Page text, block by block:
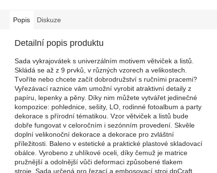
Popis Diskuze
Detailní popis produktu
Sada vykrajovátek s univerzálním motivem větviček a listů.
Skládá se až z 9 prvků, v různých vzorech a velikostech.
Tvoříte nebo chcete začít dobrodružství s ručními pracemi?
Vyřezávací raznice vám umožní vyrobit atraktivní detaily z
papíru, lepenky a pěny. Díky nim můžete vytvářet jedinečné
kompozice: pohlednice, sešity, LO, rodinné fotoalbum a party
dekorace s přírodní tématikou. Vzor větviček a listů bude
dobře fungovat v celoročním i sezónním provedení. Skvěle
doplní velikonoční dekorace a dekorace pro zvláštní
příležitosti. Baleno v estetické a praktické plastové skladovací
obálce. Vyrobeno z uhlíkové oceli, díky čemuž je matrice
pružnější a odolnější vůči deformaci způsobené tlakem
stroje. Sada určená pro řezací a embosovací stroj dpCraft,